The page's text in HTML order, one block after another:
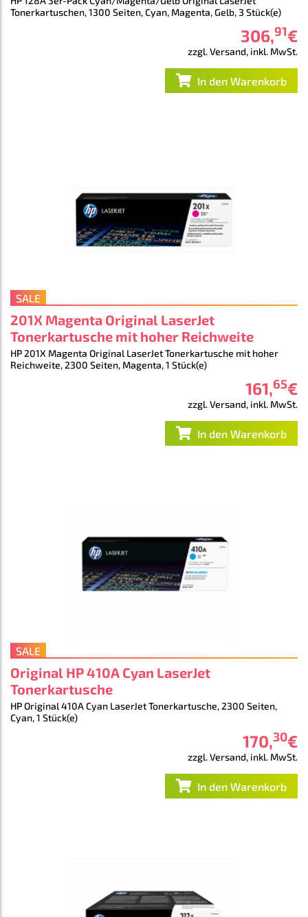
Tonerkartuschen, 1300 Seiten, Cyan, Magenta, Gelb, 3 Stück(e)
306,91€
zzgl. Versand, inkl. MwSt.
In den Warenkorb
SALE
201X Magenta Original LaserJet
Tonerkartusche mit hoher Reichweite
HP 201X Magenta Original LaserJet Tonerkartusche mit hoher
Reichweite, 2300 Seiten, Magenta, 1 Stück(e)
161,65€
zzgl. Versand, inkl. MwSt.
In den Warenkorb
SALE
Original HP 410A Cyan LaserJet
Tonerkartusche
HP Original 410A Cyan LaserJet Tonerkartusche, 2300 Seiten,
Cyan, 1 Stück(e)
170,30€
zzgl. Versand, inkl. MwSt.
In den Warenkorb